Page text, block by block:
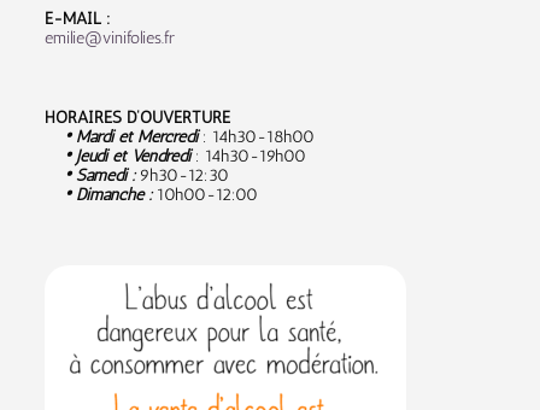
E-MAIL :
emilie@vinifolies.fr
HORAIRES D’OUVERTURE
• Mardi et Mercredi: 14h30-18h00
• Jeudi et Vendredi: 14h30-19h00
• Samedi :9h30-12:30
• Dimanche :10h00-12:00